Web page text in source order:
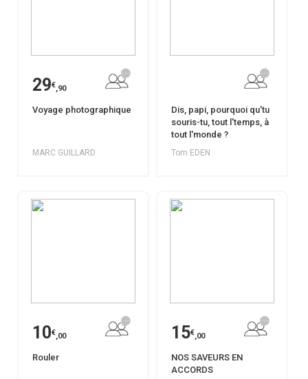
29€,90
Voyage photographique
MARC GUILLARD
Dis, papi, pourquoi qu'tu
souris-tu, tout l'temps, à
tout l'monde ?
Tom EDEN
10€,00
Rouler
15€,00
NOS SAVEURS EN
ACCORDS